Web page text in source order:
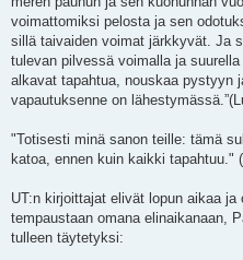
voimattomiksi pelosta ja sen
sillä taivaiden voimat järkkyvät. Ja
tulevan pilvessä voimalla ja
alkavat tapahtua, nouskaa pystyyn
vapautuksenne on
"Totisesti minä sanon teille: tämä
katoa, ennen kuin kaikki tapahtuu."
UT:n kirjoittajat elivät lopun aikaa
tempaustaan omana elinaikanaan,
tulleen täytetyksi: